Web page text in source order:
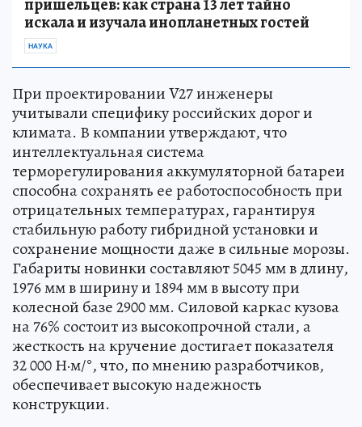
искала и изучала инопланетных гостей
НАУКА
При проектировании V27 инженеры
учитывали специфику российских дорог и
климата. В компании утверждают, что
интеллектуальная система
терморегулирования аккумуляторной батареи
способна сохранять ее работоспособность при
отрицательных температурах, гарантируя
стабильную работу гибридной установки и
сохранение мощности даже в сильные морозы.
Габариты новинки составляют 5045 мм в длину,
1976 мм в ширину и 1894 мм в высоту при
колесной базе 2900 мм. Силовой каркас кузова
на 76% состоит из высокопрочной стали, а
жесткость на кручение достигает показателя
32 000 Н·м/°, что, по мнению разработчиков,
обеспечивает высокую надежность
конструкции.